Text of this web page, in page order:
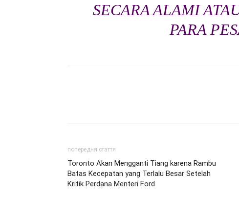
SECARA ALAMI
PARA
попередня стаття
Toronto Akan Mengganti Tiang karena Rambu
Batas Kecepatan yang Terlalu Besar Setelah
Kritik Perdana Menteri Ford